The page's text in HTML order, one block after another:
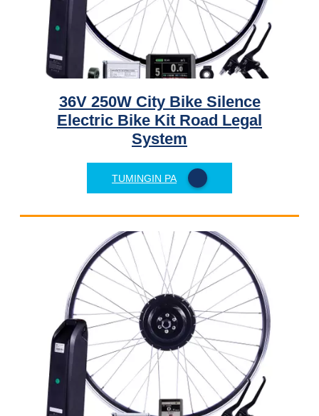
36V 250W City Bike Silence
Electric Bike Kit Road Legal
System
TUMINGIN PA